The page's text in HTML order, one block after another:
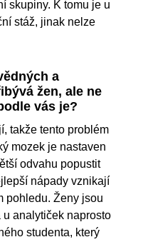
skupiny. K tomu je u
stáž, jinak nelze
a
žen, ale ne
vás je?
takže tento problém
mozek je nastaven
odvahu popustit
nápady vznikají
pohledu. Ženy jsou
analytiček naprosto
studenta, který